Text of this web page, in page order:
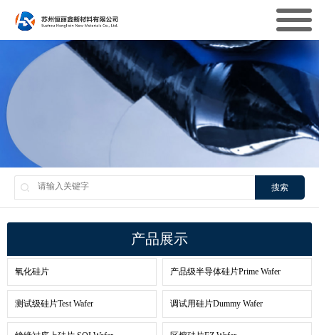
搜索
产品展示
氧化硅片 产品级半导体硅片Prime Wafer
测试级硅片Test Wafer 调试用硅片Dummy Wafer